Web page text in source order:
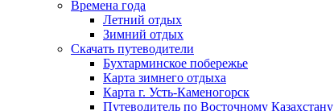
Времена года
Летний отдых
Зимний отдых
Скачать путеводители
Бухтарминское побережье
Карта зимнего отдыха
Карта г. Усть-Каменогорск
Путеводитель по Восточному Казахстану